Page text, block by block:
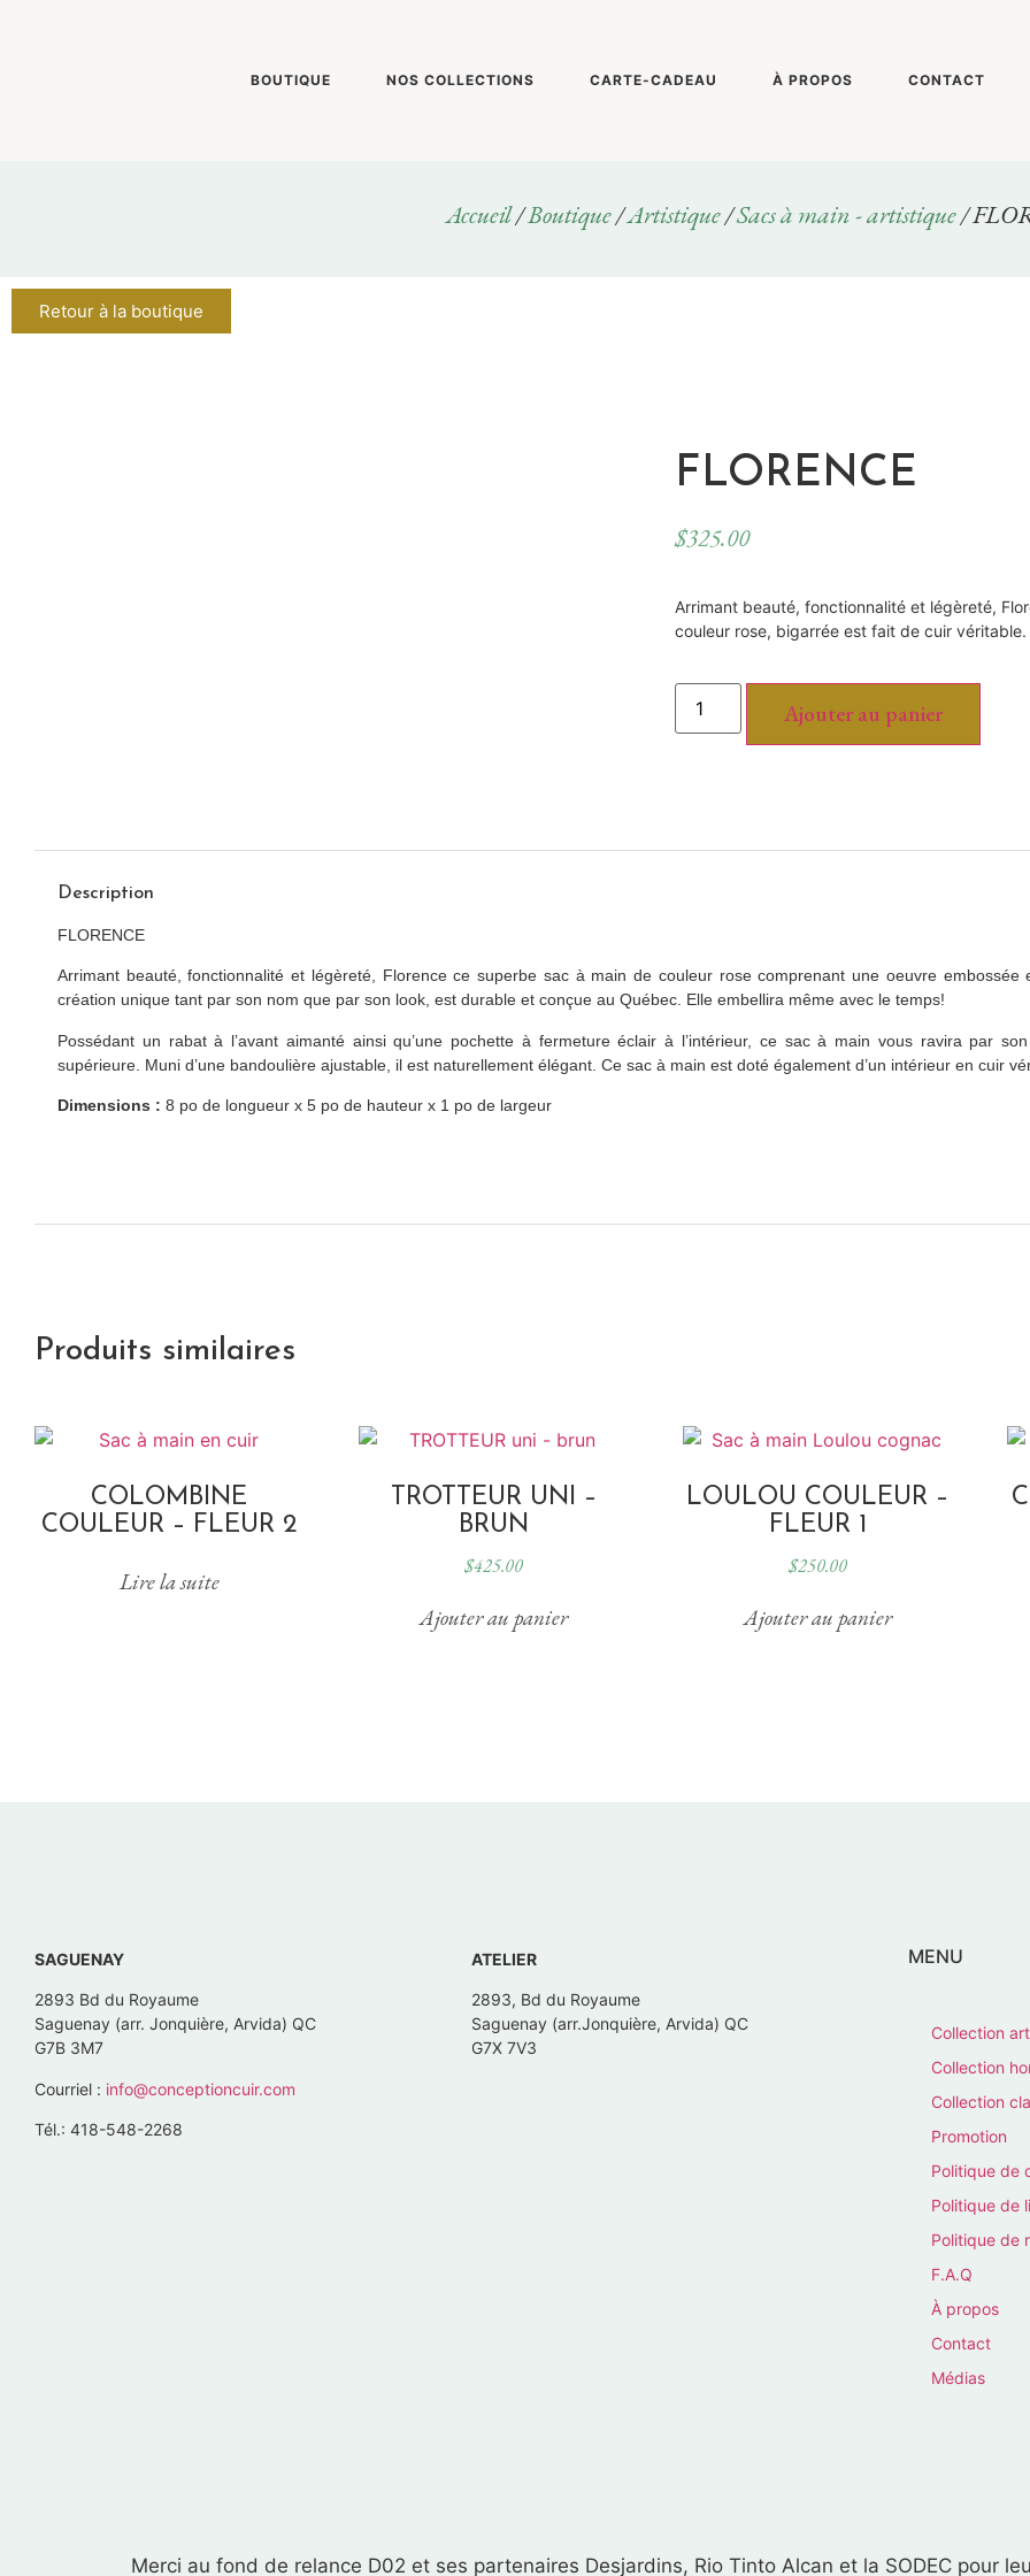
BOUTIQUE NOS COLLECTIONS CARTE-CADEAU À PROPOS CONTACT
Accueil/Boutique/Artistique/Sacs à main - artistique/
Retour à la boutique
FLORENCE
$325.00
Arrimant beauté, fonctionnalité et légèreté,
couleur rose, bigarrée est fait de cuir véritable.
Ajouter au panier
Description
FLORENCE
Arrimant beauté, fonctionnalité et légèreté, Florence ce superbe sac à main de couleur rose comprenant une oeuvre embossée
création unique tant par son nom que par son look, est durable et conçue au Québec. Elle embellira même avec le temps!
Possédant un rabat à l’avant aimanté ainsi qu’une pochette à fermeture éclair à l’intérieur, ce sac à main vous ravira par
supérieure. Muni d’une bandoulière ajustable, il est naturellement élégant. Ce sac à main est doté également d’un intérieur en cuir
Dimensions : 8 po de longueur x 5 po de hauteur x 1 po de largeur
Produits similaires
COLOMBINE
COULEUR – FLEUR 2
Lire la suite
TROTTEUR UNI –
BRUN
$425.00
Ajouter au panier
LOULOU COULEUR –
FLEUR 1
$250.00
Ajouter au panier
SAGUENAY
2893 Bd du Royaume
Saguenay (arr. Jonquière, Arvida) QC
G7B 3M7
Courriel : info@conceptioncuir.com
Tél.: 418-548-2268
ATELIER
2893, Bd du Royaume
Saguenay (arr.Jonquière, Arvida) QC
G7X 7V3
MENU
Collection
Collection
Collection
Promotion
Politique de
Politique de
Politique de
F.A.Q
À propos
Contact
Médias
Merci au fond de relance D02 et ses partenaires Desjardins, Rio Tinto Alcan et la SODEC pour